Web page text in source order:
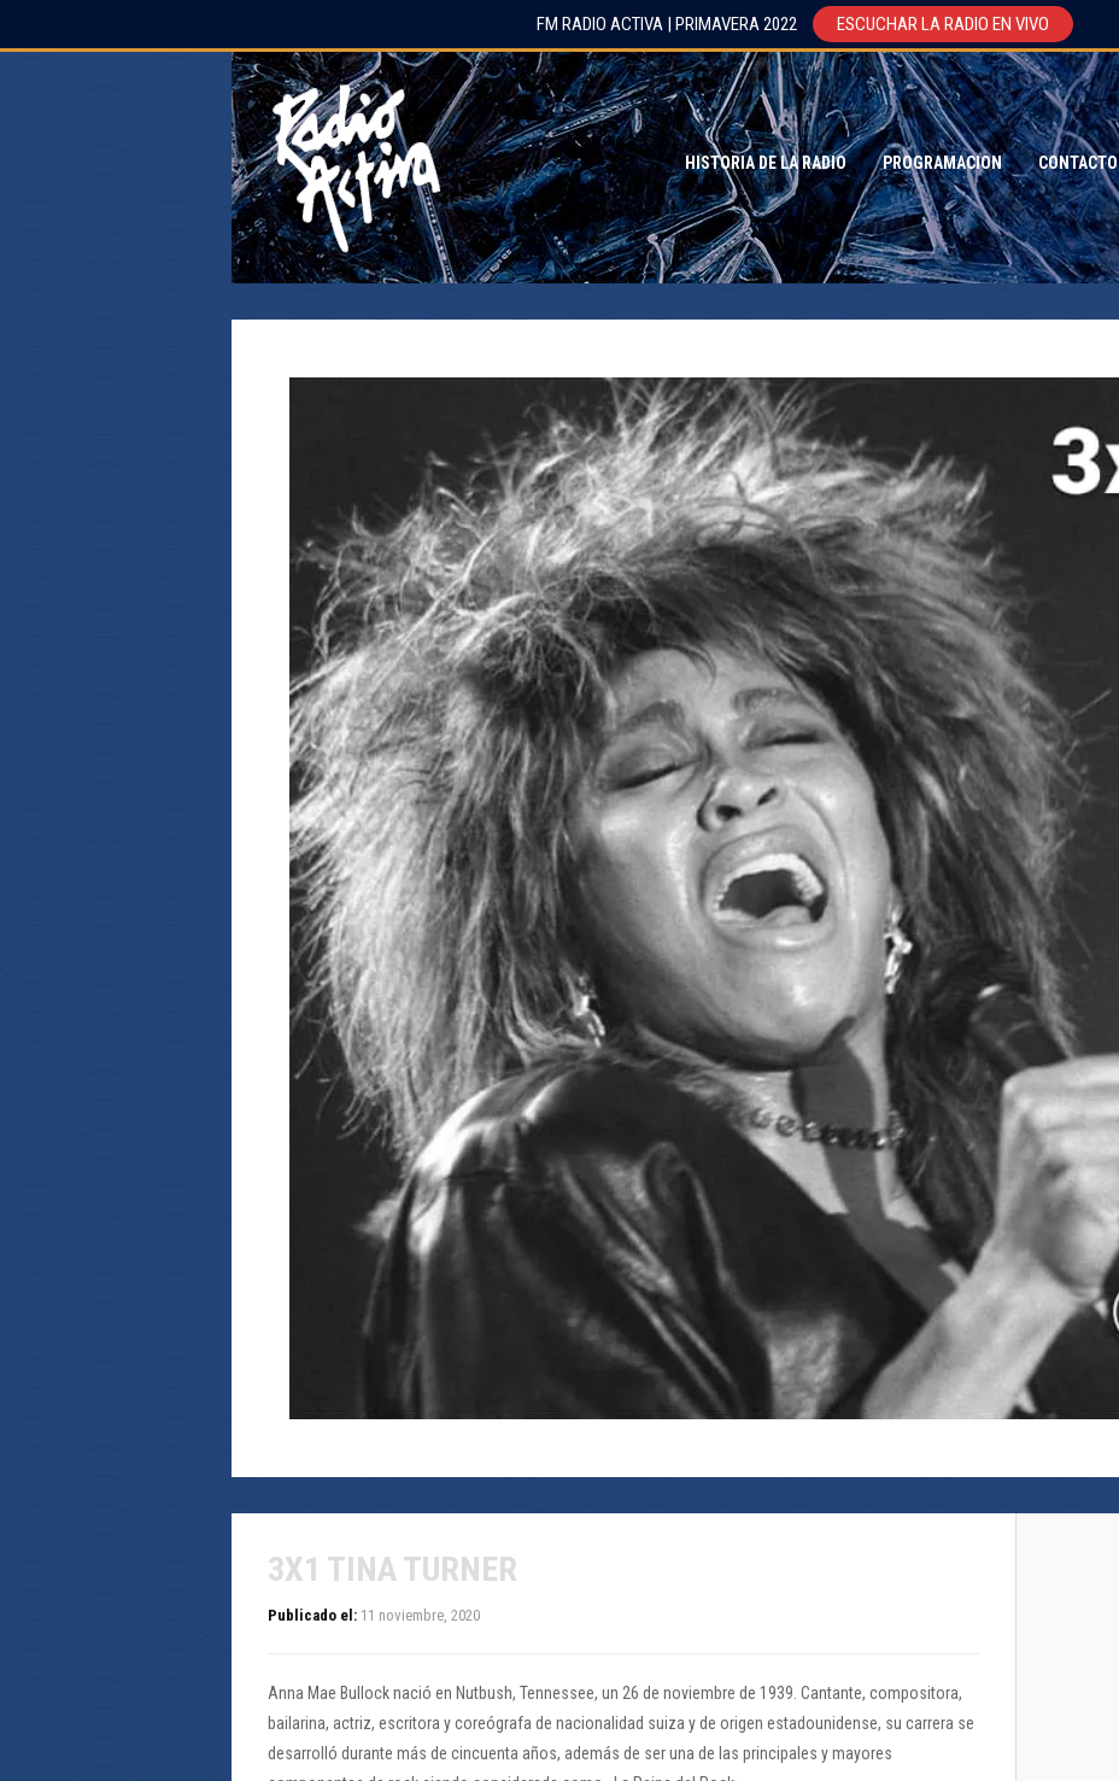
HISTORIA DE LA RADIO PROGRAMACION CONTACTO
3X1 TINA TURNER
Publicado el: 11 noviembre, 2020
Anna Mae Bullock nació en Nutbush, Tennessee, un 26 de noviembre de 1939. Cantante, compositora,
bailarina, actriz, escritora y coreógrafa de nacionalidad suiza y de origen estadounidense, su carrera se
desarrolló durante más de cincuenta años, además de ser una de las principales y mayores
FM RADIO ACTIVA | PRIMAVERA 2022 ESCUCHAR LA RADIO EN VIVO